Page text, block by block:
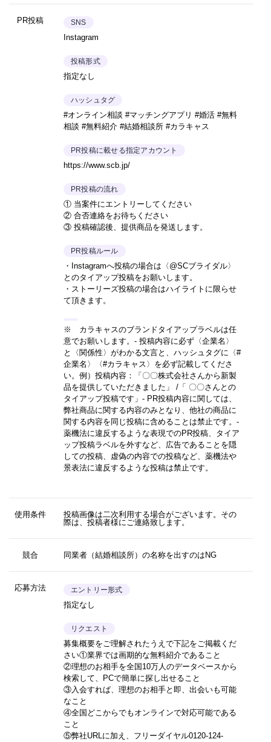
PR投稿 SNS
Instagram
投稿形式
指定なし
ハッシュタグ
#オンライン相談 #マッチングアプリ #婚活 #無料
相談 #無料紹介 #結婚相談所 #カラキャス
PR投稿に載せる指定アカウント
https://www.scb.jp/
PR投稿の流れ
① 当案件にエントリーしてください
② 合否連絡をお待ちください
③ 投稿確認後、提供商品を発送します。
PR投稿ルール
・Instagramへ投稿の場合は〈@SCブライダル〉
とのタイアップ投稿をお願いします。
・ストーリーズ投稿の場合はハイライトに限らせ
て頂きます。
※ カラキャスのブランドタイアップラベルは任
意でお願いします。- 投稿内容に必ず〈企業名〉
と〈関係性〉がわかる文言と、ハッシュタグに〈#
企業名〉〈#カラキャス〉を必ず記載してくださ
い。 例）投稿内容：「〇〇株式会社さんから新製
品を提供していただきました」 /「 〇〇さんとの
タイアップ投稿です」 - PR投稿内容に関しては、
弊社商品に関する内容のみとなり、他社の商品に
関する内容を同じ投稿に含めることは禁止です。-
薬機法に違反するような表現でのPR投稿、タイア
ップ投稿ラベルを外すなど、広告であることを隠
しての投稿、虚偽の内容での投稿など、薬機法や
景表法に違反するような投稿は禁止です。
使用条件
投稿画像は二次利用する場合がございます。その
際は、投稿者様にご連絡致します。
競合 同業者（結婚相談所）の名称を出すのはNG
応募方法 エントリー形式
指定なし
リクエスト
募集概要をご理解されたうえで下記をご掲載くだ
さい①業界では画期的な無料紹介であること
②理想のお相手を全国10万人のデータベースから
検索して、PCで簡単に探し出せること
③入会すれば、理想のお相手と即、出会いも可能
なこと
④全国どこからでもオンラインで対応可能である
こと
⑤弊社URLに加え、フリーダイヤル0120-124-